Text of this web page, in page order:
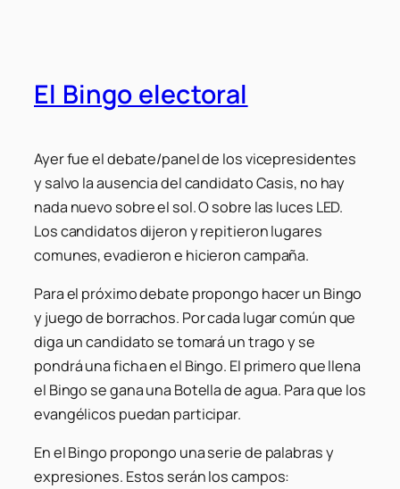
El Bingo electoral
Ayer fue el debate/panel de los vicepresidentes
y salvo la ausencia del candidato Casis, no hay
nada nuevo sobre el sol. O sobre las luces LED.
Los candidatos dijeron y repitieron lugares
comunes, evadieron e hicieron campaña.
Para el próximo debate propongo hacer un Bingo
y juego de borrachos. Por cada lugar común que
diga un candidato se tomará un trago y se
pondrá una ficha en el Bingo. El primero que llena
el Bingo se gana una Botella de agua. Para que los
evangélicos puedan participar.
En el Bingo propongo una serie de palabras y
expresiones. Estos serán los campos: